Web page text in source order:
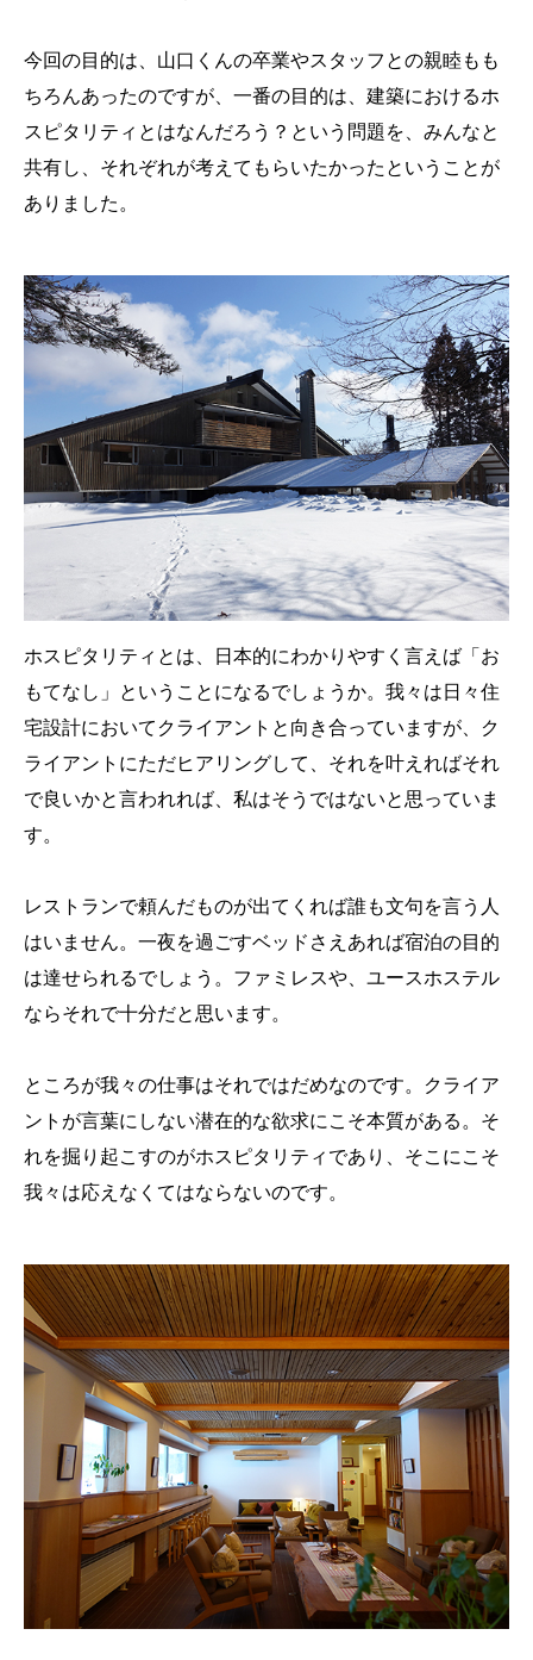
今回の目的は、山口くんの卒業やスタッフとの親睦もも
ちろんあったのですが、一番の目的は、建築におけるホ
スピタリティとはなんだろう？という問題を、みんなと
共有し、それぞれが考えてもらいたかったということが
ありました。
ホスピタリティとは、日本的にわかりやすく言えば「お
もてなし」ということになるでしょうか。我々は日々住
宅設計においてクライアントと向き合っていますが、ク
ライアントにただヒアリングして、それを叶えればそれ
で良いかと言われれば、私はそうではないと思っていま
す。
レストランで頼んだものが出てくれば誰も文句を言う人
はいません。一夜を過ごすベッドさえあれば宿泊の目的
は達せられるでしょう。ファミレスや、ユースホステル
ならそれで十分だと思います。
ところが我々の仕事はそれではだめなのです。クライア
ントが言葉にしない潜在的な欲求にこそ本質がある。そ
れを掘り起こすのがホスピタリティであり、そこにこそ
我々は応えなくてはならないのです。